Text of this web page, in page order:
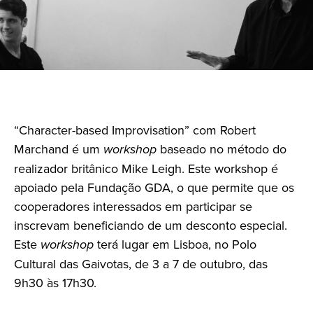
“Character-based Improvisation” com Robert
Marchand é um workshop baseado no método do
realizador britânico Mike Leigh. Este workshop é
apoiado pela Fundação GDA, o que permite que os
cooperadores interessados em participar se
inscrevam beneficiando de um desconto especial.
Este workshop terá lugar em Lisboa, no Polo
Cultural das Gaivotas, de 3 a 7 de outubro, das
9h30 às 17h30.